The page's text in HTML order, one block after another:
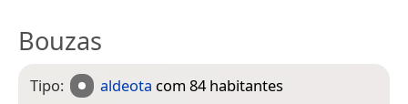
Bouzas
Tipo: aldeota com 84 habitantes